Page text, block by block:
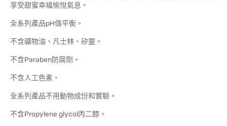
享受甜蜜幸福愉悅氣息。
全系列產品pH值平衡。
不含礦物油、凡士林、矽靈。
不含Paraben防腐劑。
不含人工色素。
全系列產品不用動物成份和實驗。
不含Propylene glycol丙二醇。